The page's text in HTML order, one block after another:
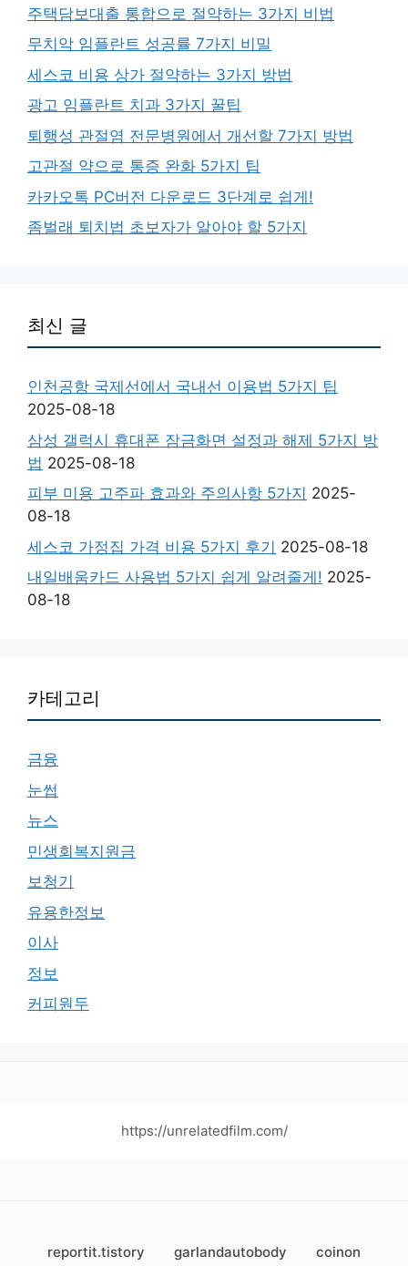
주택담보대출 통합으로 절약하는 3가지 비법
무치악 임플란트 성공률 7가지 비밀
세스코 비용 상가 절약하는 3가지 방법
광고 임플란트 치과 3가지 꿀팁
퇴행성 관절염 전문병원에서 개선할 7가지 방법
고관절 약으로 통증 완화 5가지 팁
카카오톡 PC버전 다운로드 3단계로 쉽게!
좀벌래 퇴치법 초보자가 알아야 할 5가지
최신 글
인천공항 국제선에서 국내선 이용법 5가지 팁
2025-08-18
삼성 갤럭시 휴대폰 잠금화면 설정과 해제 5가지 방
법 2025-08-18
피부 미용 고주파 효과와 주의사항 5가지 2025-
08-18
세스코 가정집 가격 비용 5가지 후기 2025-08-18
내일배움카드 사용법 5가지 쉽게 알려줄게! 2025-
08-18
카테고리
금융
눈썹
뉴스
민생회복지원금
보청기
유용한정보
이사
정보
커피원두
https://unrelatedfilm.com/
reportit.tistory garlandautobody
coinon